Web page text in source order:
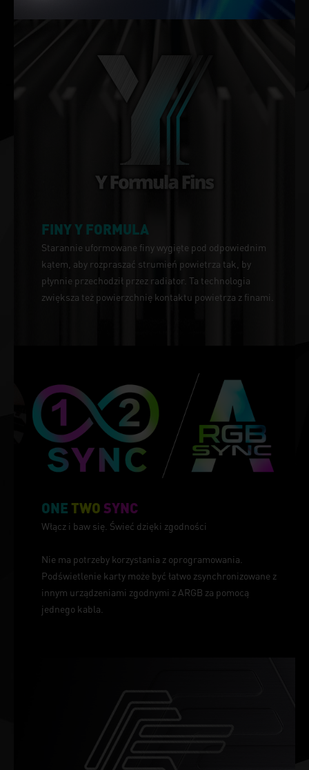
FINY Y FORMULA
Starannie uformowane finy wygięte pod odpowiednim
kątem, aby rozpraszać strumień powietrza tak, by
płynnie przechodził przez radiator. Ta technologia
zwiększa też powierzchnię kontaktu powietrza z finami.
ONE TWO SYNC
Włącz i baw się. Świeć dzięki zgodności
Nie ma potrzeby korzystania z oprogramowania.
Podświetlenie karty może być łatwo zsynchronizowane z
innym urządzeniami zgodnymi z ARGB za pomocą
jednego kabla.